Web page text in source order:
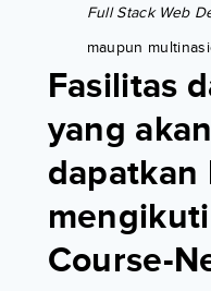
Full Stack Web
maupun
Fasilitas
yang
dapatkan
Course-